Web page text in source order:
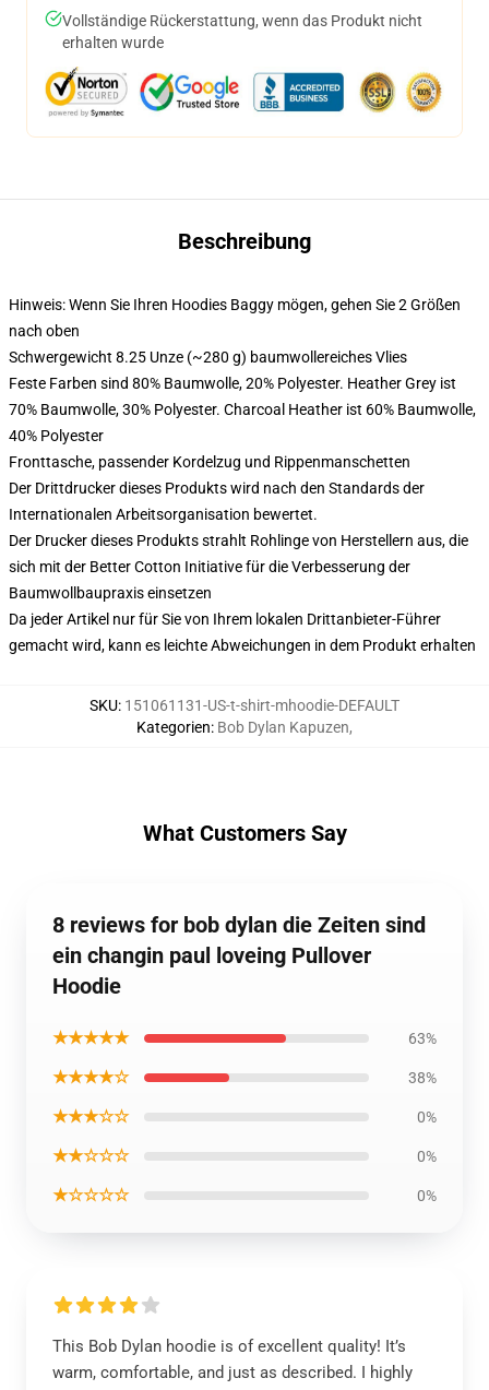
Vollständige Rückerstattung, wenn das Produkt nicht
erhalten wurde
Beschreibung
Hinweis: Wenn Sie Ihren Hoodies Baggy mögen, gehen Sie 2 Größen
nach oben
Schwergewicht 8.25 Unze (~280 g) baumwollereiches Vlies
Feste Farben sind 80% Baumwolle, 20% Polyester. Heather Grey ist
70% Baumwolle, 30% Polyester. Charcoal Heather ist 60% Baumwolle,
40% Polyester
Fronttasche, passender Kordelzug und Rippenmanschetten
Der Drittdrucker dieses Produkts wird nach den Standards der
Internationalen Arbeitsorganisation bewertet.
Der Drucker dieses Produkts strahlt Rohlinge von Herstellern aus, die
sich mit der Better Cotton Initiative für die Verbesserung der
Baumwollbaupraxis einsetzen
Da jeder Artikel nur für Sie von Ihrem lokalen Drittanbieter-Führer
gemacht wird, kann es leichte Abweichungen in dem Produkt erhalten
SKU: 151061131-US-t-shirt-mhoodie-DEFAULT
Kategorien: Bob Dylan Kapuzen,
What Customers Say
8 reviews for bob dylan die Zeiten sind
ein changin paul loveing Pullover
Hoodie
★★★★★ 63%
★★★★☆ 38%
★★★☆☆ 0%
★★☆☆☆ 0%
★☆☆☆☆ 0%
This Bob Dylan hoodie is of excellent quality! It’s
warm, comfortable, and just as described. I highly